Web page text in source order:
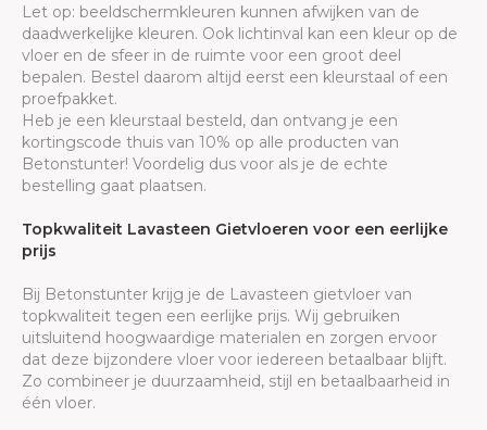
Let op: beeldschermkleuren kunnen afwijken van de
daadwerkelijke kleuren. Ook lichtinval kan een kleur op de
vloer en de sfeer in de ruimte voor een groot deel
bepalen. Bestel daarom altijd eerst een kleurstaal of een
proefpakket.
Heb je een kleurstaal besteld, dan ontvang je een
kortingscode thuis van 10% op alle producten van
Betonstunter! Voordelig dus voor als je de echte
bestelling gaat plaatsen.
Topkwaliteit Lavasteen Gietvloeren voor een eerlijke
prijs
Bij Betonstunter krijg je de Lavasteen gietvloer van
topkwaliteit tegen een eerlijke prijs. Wij gebruiken
uitsluitend hoogwaardige materialen en zorgen ervoor
dat deze bijzondere vloer voor iedereen betaalbaar blijft.
Zo combineer je duurzaamheid, stijl en betaalbaarheid in
één vloer.